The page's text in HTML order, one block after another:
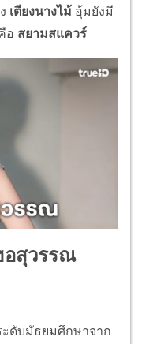
เตียงนางไม้ อุ้มยังมี
อ สยามสแควร์
อสุวรรณ
ดับมัธยมศึกษาจาก